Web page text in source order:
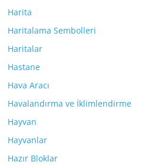
Harita
Haritalama Sembolleri
Haritalar
Hastane
Hava Aracı
Havalandırma ve İklimlendirme
Hayvan
Hayvanlar
Hazır Bloklar